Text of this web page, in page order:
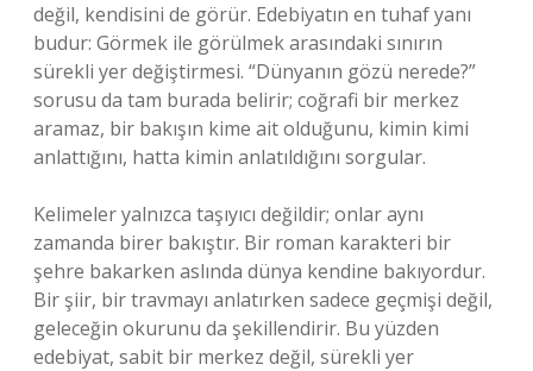
değil, kendisini de görür. Edebiyatın en tuhaf yanı
budur: Görmek ile görülmek arasındaki sınırın
sürekli yer değiştirmesi. “Dünyanın gözü nerede?”
sorusu da tam burada belirir; coğrafi bir merkez
aramaz, bir bakışın kime ait olduğunu, kimin kimi
anlattığını, hatta kimin anlatıldığını sorgular.
Kelimeler yalnızca taşıyıcı değildir; onlar aynı
zamanda birer bakıştır. Bir roman karakteri bir
şehre bakarken aslında dünya kendine bakıyordur.
Bir şiir, bir travmayı anlatırken sadece geçmişi değil,
geleceğin okurunu da şekillendirir. Bu yüzden
edebiyat, sabit bir merkez değil, sürekli yer